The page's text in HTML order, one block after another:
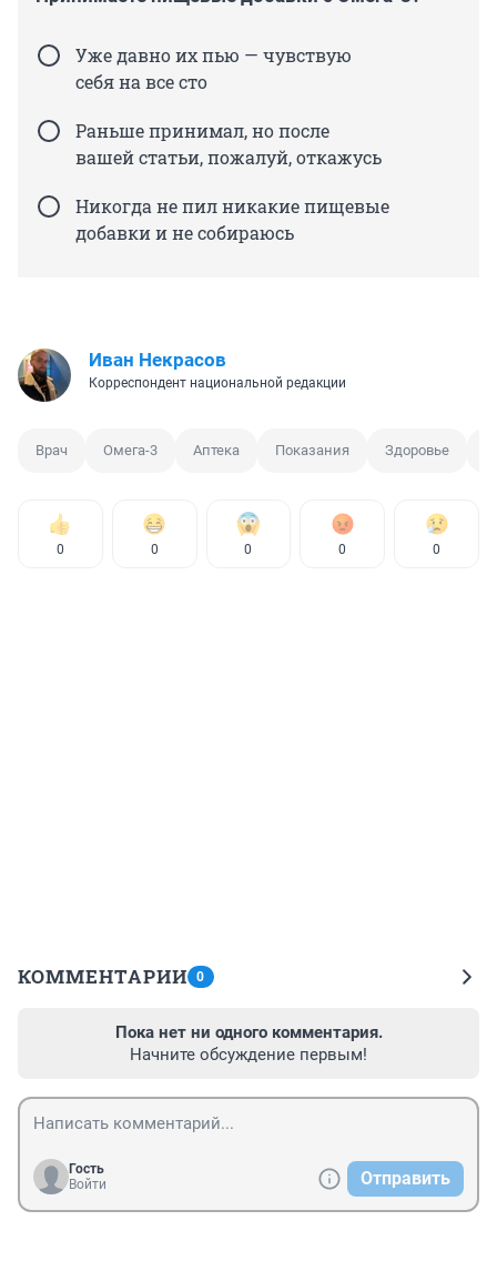
Уже давно их пью — чувствую
себя на все сто
Раньше принимал, но после
вашей статьи, пожалуй, откажусь
Никогда не пил никакие пищевые
добавки и не собираюсь
Иван Некрасов
Корреспондент национальной редакции
Врач Омега-3 Аптека Показания Здоровье
0 0 0 0 0
КОММЕНТАРИИ 0
Пока нет ни одного комментария.
Начните обсуждение первым!
Гость
Войти
Отправить